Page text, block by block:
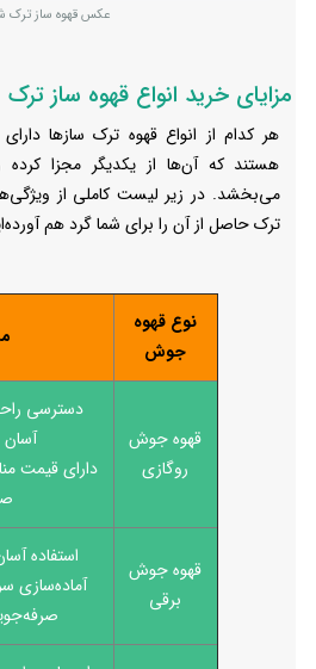
عکس قهوه ساز ترک
مزایای خرید انواع قهوه ساز ترک
هر کدام از انواع قهوه ترک سازها
هستند که آن‌ها از یکدیگر مجزا
می‌بخشد. در زیر لیست کاملی از
ترک حاصل از آن را برای شما گرد هم
نوع قهوه
جوش
قهوه جوش
روگازی
دسترسی
دارای قیمت
قهوه جوش
برقی
استفاده
آماده‌سازی